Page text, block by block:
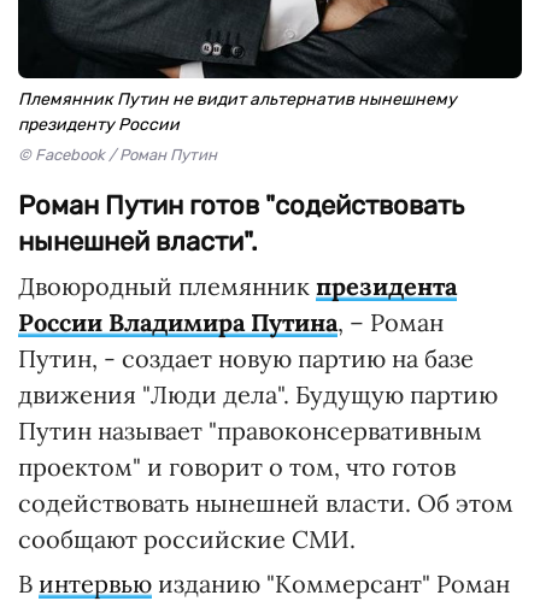
Племянник Путин не видит альтернатив нынешнему
президенту России
© Facebook / Роман Путин
Роман Путин готов "содействовать
нынешней власти".
Двоюродный племянник президента
России Владимира Путина, – Роман
Путин, - создает новую партию на базе
движения "Люди дела". Будущую партию
Путин называет "правоконсервативным
проектом" и говорит о том, что готов
содействовать нынешней власти. Об этом
сообщают российские СМИ.
В интервью изданию "Коммерсант" Роман